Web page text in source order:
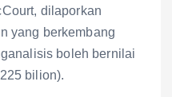
dilaporkan
yang berkembang
boleh bernilai
bilion).